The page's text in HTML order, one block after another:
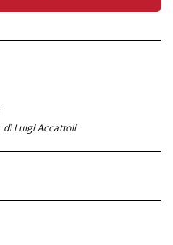
di Luigi Accattoli